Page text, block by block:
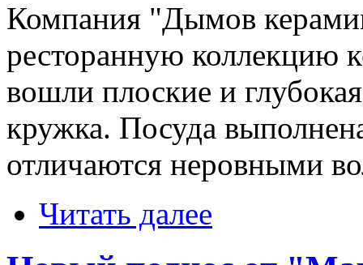
Компания "Дымов
ресторанную коллекцию
вошли плоские и
кружка. Посуда
отличаются неровными
Читать далее